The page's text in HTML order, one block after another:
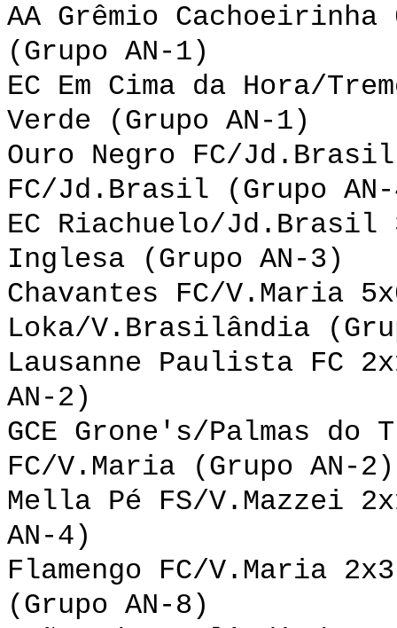
AA Grêmio Cachoeirinha
(Grupo AN-1)
EC Em Cima da Hora/
Verde (Grupo AN-1)
Ouro Negro FC/
FC/Jd.Brasil (Grupo
EC Riachuelo/Jd.Brasil
Inglesa (Grupo AN-3)
Chavantes FC/V.Maria
Loka/V.Brasilândia
Lausanne Paulista FC
AN-2)
GCE Grone's/Palmas do
FC/V.Maria (Grupo AN-2)
Mella Pé FS/V.Mazzei
AN-4)
Flamengo FC/V.Maria
(Grupo AN-8)